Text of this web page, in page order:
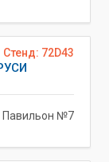
Стенд: 72D43
Павильон №7